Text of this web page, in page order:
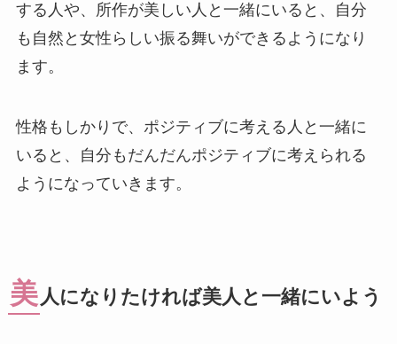
する人や、所作が美しい人と一緒にいると、自分
も自然と女性らしい振る舞いができるようになり
ます。
性格もしかりで、ポジティブに考える人と一緒に
いると、自分もだんだんポジティブに考えられる
ようになっていきます。
美人になりたければ美人と一緒にいよう